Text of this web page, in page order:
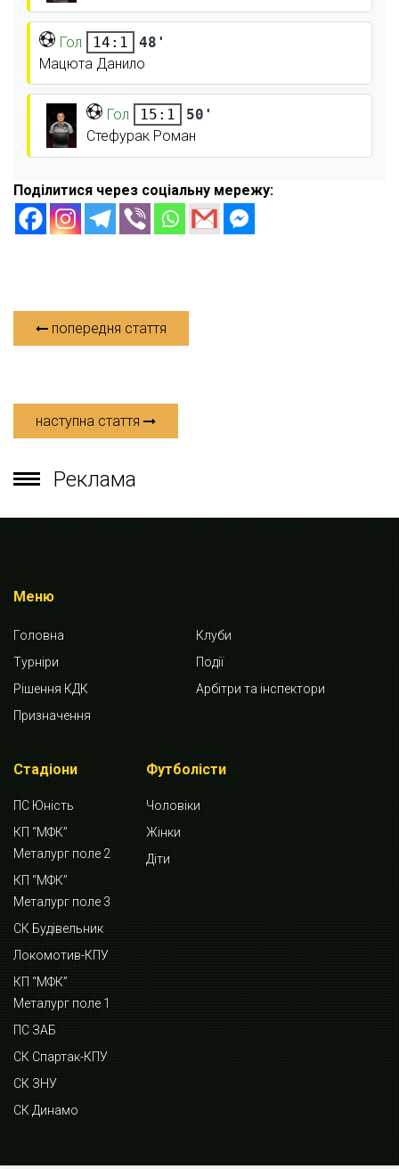
Гол 14:1
48'
Мацюта Данило
Гол 15:1
50'
Стефурак Роман
Поділитися через соціальну мережу:
попередня стаття
наступна стаття
Реклама
Меню
Головна
Клуби
Турніри
Події
Рішення КДК
Арбітри та інспектори
Призначення
Стадіони
ПС Юність
КП “МФК”
Металург поле 2
КП “МФК”
Металург поле 3
СК Будівельник
Локомотив-КПУ
КП “МФК”
Металург поле 1
ПС ЗАБ
СК Спартак-КПУ
СК ЗНУ
СК Динамо
Футболісти
Чоловіки
Жінки
Діти